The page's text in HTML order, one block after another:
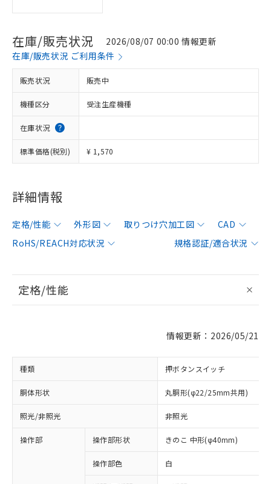
在庫/販売状況
2026/08/07 00:00 情報更新
在庫/販売状況 ご利用条件
販売状況 販売中
機種区分 受注生産機種
在庫状況
標準価格(税別) ¥ 1,570
詳細情報
定格/性能 外形図 取りつけ穴加工図
CAD
RoHS/REACH対応状況
規格認証/適合状況
定格/性能
情報更新：2026/05/21
種類 押ボタンスイッチ
胴体形状 丸胴形(φ22/25mm共用)
照光/非照光 非照光
操作部 操作部形状 きのこ 中形(φ40mm)
操作部色 白